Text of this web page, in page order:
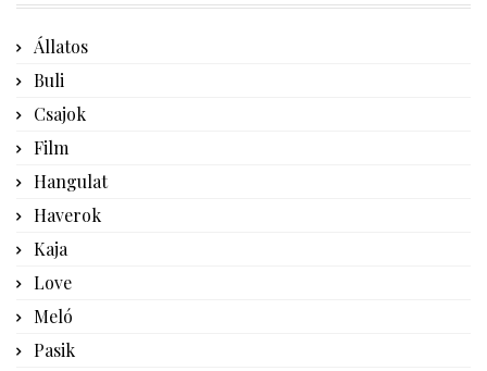
Állatos
Buli
Csajok
Film
Hangulat
Haverok
Kaja
Love
Meló
Pasik